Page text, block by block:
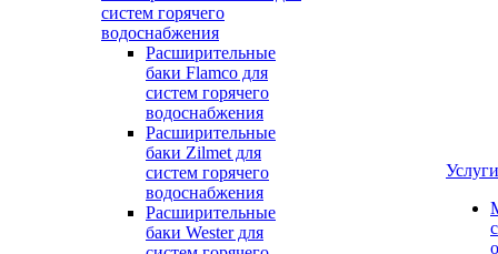
систем горячего
водоснабжения
Расширительные
баки Flamco для
систем горячего
водоснабжения
Расширительные
баки Zilmet для
систем горячего
водоснабжения
Расширительные
баки Wester для
Услуги